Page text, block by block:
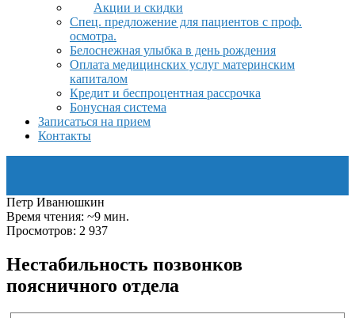
Акции и скидки
Спец. предложение для пациентов с проф.
осмотра.
Белоснежная улыбка в день рождения
Оплата медицинских услуг материнским
капиталом
Кредит и беспроцентная рассрочка
Бонусная система
Записаться на прием
Контакты
Петр Иванюшкин
Время чтения: ~9 мин.
Просмотров: 2 937
Нестабильность позвонков
поясничного отдела